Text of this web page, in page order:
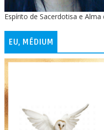
Espírito de Sacerdotisa e Alma
EU, MÉDIUM